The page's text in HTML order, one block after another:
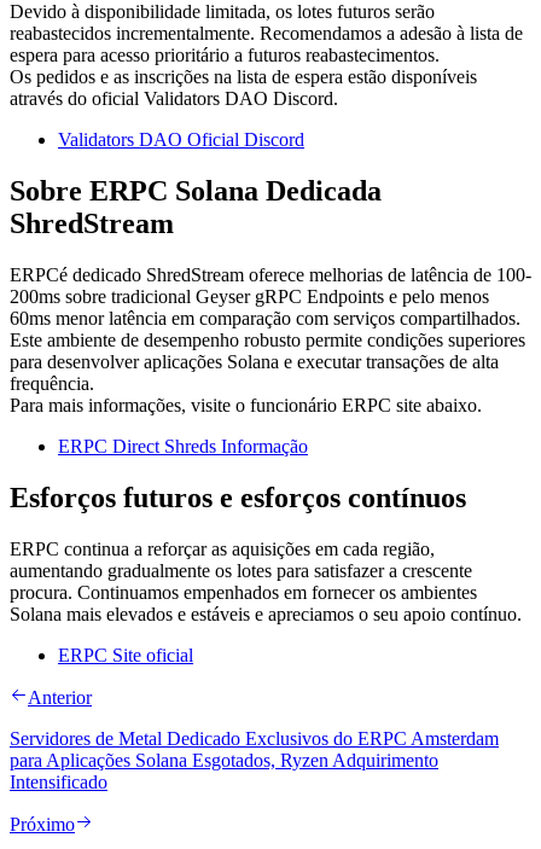
Devido à disponibilidade limitada, os lotes futuros serão
reabastecidos incrementalmente. Recomendamos a adesão à lista de
espera para acesso prioritário a futuros reabastecimentos.
Os pedidos e as inscrições na lista de espera estão disponíveis
através do oficial Validators DAO Discord.
Validators DAO Oficial Discord
Sobre ERPC Solana Dedicada
ShredStream
ERPCé dedicado ShredStream oferece melhorias de latência de 100-
200ms sobre tradicional Geyser gRPC Endpoints e pelo menos
60ms menor latência em comparação com serviços compartilhados.
Este ambiente de desempenho robusto permite condições superiores
para desenvolver aplicações Solana e executar transações de alta
frequência.
Para mais informações, visite o funcionário ERPC site abaixo.
ERPC Direct Shreds Informação
Esforços futuros e esforços contínuos
ERPC continua a reforçar as aquisições em cada região,
aumentando gradualmente os lotes para satisfazer a crescente
procura. Continuamos empenhados em fornecer os ambientes
Solana mais elevados e estáveis e apreciamos o seu apoio contínuo.
ERPC Site oficial
Anterior
Servidores de Metal Dedicado Exclusivos do ERPC Amsterdam
para Aplicações Solana Esgotados, Ryzen Adquirimento
Intensificado
Próximo